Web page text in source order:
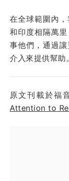
在全球範圍內
和印度相隔萬
事他們，通過
介入來提供幫助。
原文刊載於福
Attention to